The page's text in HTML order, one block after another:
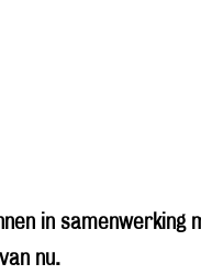
in
nu.